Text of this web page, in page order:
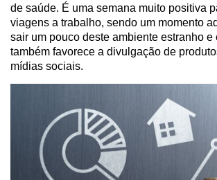
de saúde. É uma semana muito positiva
viagens a trabalho, sendo um momento
sair um pouco deste ambiente estranho e
também favorece a divulgação de
mídias sociais.